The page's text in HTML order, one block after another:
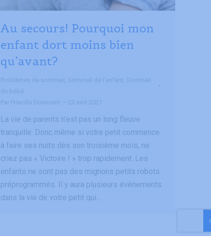
Au secours! Pourquoi mon
enfant dort moins bien
qu’avant?
Problèmes de sommeil Sommeil de l'enfant Sommeil
du bébé
Par Priscilla Domicent 23 avril 2021
La vie de parents n’est pas un long fleuve
tranquille. Donc même si votre petit commence
à faire ses nuits dès son troisième mois, ne
criez pas « Victoire ! » trop rapidement. Les
enfants ne sont pas des mignons petits robots
préprogrammés. Il y aura plusieurs événements
dans la vie de votre petit qui…